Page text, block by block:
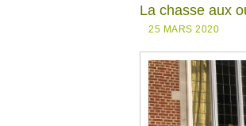
La chasse aux
25 MARS 2020